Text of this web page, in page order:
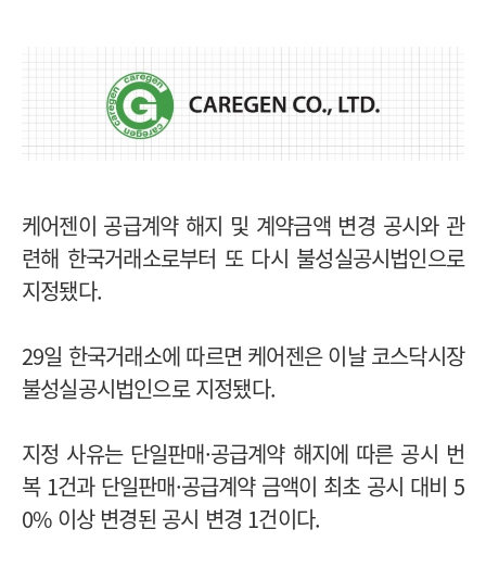
케어젠이 공급계약 해지 및 계약금액 변경 공시와 관
련해 한국거래소로부터 또 다시 불성실공시법인으로
지정됐다.
29일 한국거래소에 따르면 케어젠은 이날 코스닥시장
불성실공시법인으로 지정됐다.
지정 사유는 단일판매·공급계약 해지에 따른 공시 번
복 1건과 단일판매·공급계약 금액이 최초 공시 대비 5
0% 이상 변경된 공시 변경 1건이다.